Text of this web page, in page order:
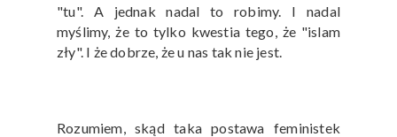
"tu". A jednak nadal to robimy. I nadal
myślimy, że to tylko kwestia tego, że "islam
zły". I że dobrze, że u nas tak nie jest.
Rozumiem, skąd taka postawa feministek